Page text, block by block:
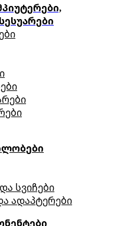
სვიჩები
ადაპტერები